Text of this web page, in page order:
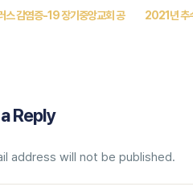
스 감염증-19 장기중앙교회 공
2021년 추
Reply
address will not be published.